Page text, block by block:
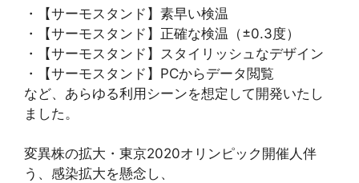
・【サーモスタンド】素早い検温
・【サーモスタンド】正確な検温（±0.3度）
・【サーモスタンド】スタイリッシュなデザイン
・【サーモスタンド】PCからデータ閲覧
など、あらゆる利用シーンを想定して開発いたし
ました。
変異株の拡大・東京2020オリンピック開催人伴
う、感染拡大を懸念し、